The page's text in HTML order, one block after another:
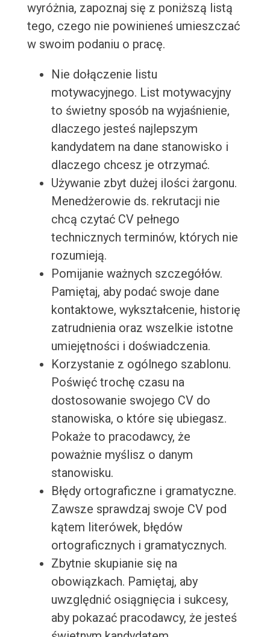
wyróżnia, zapoznaj się z poniższą listą
tego, czego nie powinieneś umieszczać
w swoim podaniu o pracę.
Nie dołączenie listu
motywacyjnego. List motywacyjny
to świetny sposób na wyjaśnienie,
dlaczego jesteś najlepszym
kandydatem na dane stanowisko i
dlaczego chcesz je otrzymać.
Używanie zbyt dużej ilości żargonu.
Menedżerowie ds. rekrutacji nie
chcą czytać CV pełnego
technicznych terminów, których nie
rozumieją.
Pomijanie ważnych szczegółów.
Pamiętaj, aby podać swoje dane
kontaktowe, wykształcenie, historię
zatrudnienia oraz wszelkie istotne
umiejętności i doświadczenia.
Korzystanie z ogólnego szablonu.
Poświęć trochę czasu na
dostosowanie swojego CV do
stanowiska, o które się ubiegasz.
Pokaże to pracodawcy, że
poważnie myślisz o danym
stanowisku.
Błędy ortograficzne i gramatyczne.
Zawsze sprawdzaj swoje CV pod
kątem literówek, błędów
ortograficznych i gramatycznych.
Zbytnie skupianie się na
obowiązkach. Pamiętaj, aby
uwzględnić osiągnięcia i sukcesy,
aby pokazać pracodawcy, że jesteś